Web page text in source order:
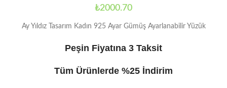
₺2000.70
Ay Yıldız Tasarım Kadın 925 Ayar Gümüş Ayarlanabilir Yüzük
Peşin Fiyatına 3 Taksit
Tüm Ürünlerde %25 İndirim